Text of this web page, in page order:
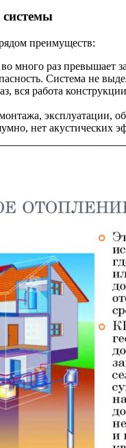
системы
преимуществ:
много раз превышает
Система не
вся работа
эксплуатации,
нет акустических